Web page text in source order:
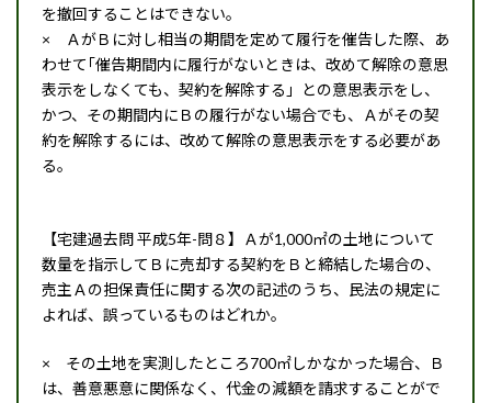
を撤回することはできない。
× ＡがＢに対し相当の期間を定めて履行を催告した際、あ
わせて｢催告期間内に履行がないときは、改めて解除の意思
表示をしなくても、契約を解除する」との意思表示をし、
かつ、その期間内にＢの履行がない場合でも、Ａがその契
約を解除するには、改めて解除の意思表示をする必要があ
る。
【宅建過去問 平成5年-問８】Ａが1,000㎡の土地について
数量を指示してＢに売却する契約をＢと締結した場合の、
売主Ａの担保責任に関する次の記述のうち、民法の規定に
よれば、誤っているものはどれか。
× その土地を実測したところ700㎡しかなかった場合、Ｂ
は、善意悪意に関係なく、代金の減額を請求することがで